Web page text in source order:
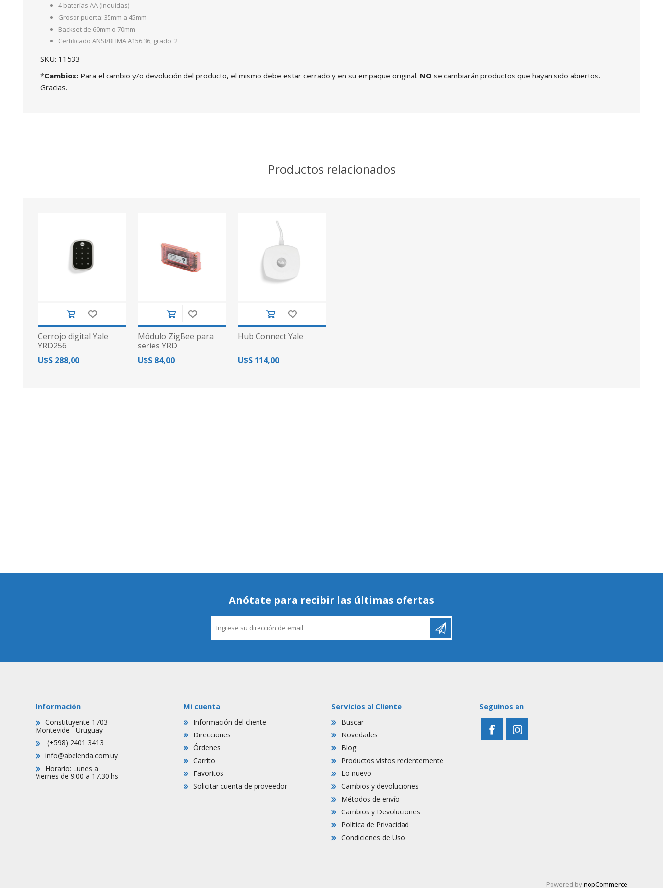
4 baterías AA (Incluidas)
Grosor puerta: 35mm a 45mm
Backset de 60mm o 70mm
Certificado ANSI/BHMA A156.36, grado 2
SKU: 11533
*Cambios: Para el cambio y/o devolución del producto, el mismo debe estar cerrado y en su empaque original. NO se cambiarán productos que hayan sido abiertos.
Gracias.
Productos relacionados
Cerrojo digital Yale
YRD256
U$S 288,00
Módulo ZigBee para
series YRD
U$S 84,00
Hub Connect Yale
U$S 114,00
Anótate para recibir las últimas ofertas
Información
Constituyente 1703
Montevide - Uruguay
(+598) 2401 3413
info@abelenda.com.uy
Horario: Lunes a
Viernes de 9:00 a 17.30 hs
Mi cuenta
Información del cliente
Direcciones
Órdenes
Carrito
Favoritos
Solicitar cuenta de proveedor
Servicios al Cliente
Buscar
Novedades
Blog
Productos vistos recientemente
Lo nuevo
Cambios y devoluciones
Métodos de envío
Cambios y Devoluciones
Política de Privacidad
Condiciones de Uso
Seguinos en
Powered bynopCommerce